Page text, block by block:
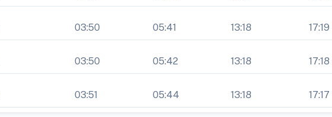
03:50 05:41 13:18 17:19
03:50 05:42 13:18 17:18
03:51 05:44 13:18 17:17